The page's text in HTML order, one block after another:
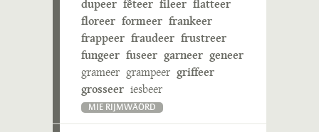
dupeer fêteer fileer flatteer
floreer formeer frankeer
frappeer fraudeer frustreer
fungeer fuseer garneer geneer
grameer grampeer griffeer
grosseer iesbeer
MIE RIJMWÄÖRD